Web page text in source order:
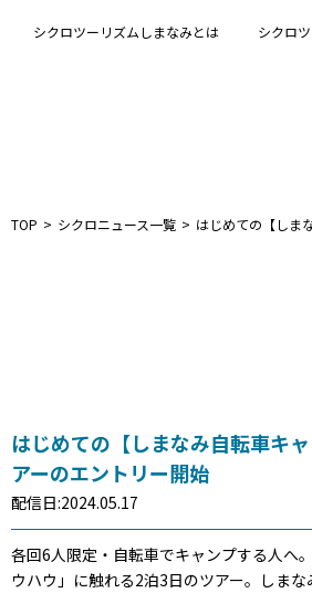
シクロツーリズムしまなみとは シクロ
TOP シクロニュース一覧 はじめての【しま
はじめての【しまなみ自転車キ
アーのエントリー開始
配信日:2024.05.17
各回6人限定・自転車でキャンプする人へ
ウハウ」に触れる2泊3日のツアー。しま